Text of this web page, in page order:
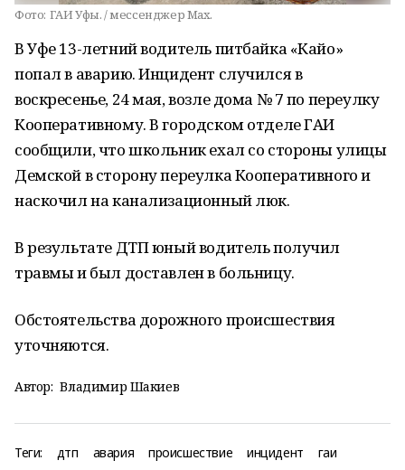
Фото: ГАИ Уфы. / мессенджер Max.
В Уфе 13-летний водитель питбайка «Кайо»
попал в аварию. Инцидент случился в
воскресенье, 24 мая, возле дома № 7 по переулку
Кооперативному. В городском отделе ГАИ
сообщили, что школьник ехал со стороны улицы
Демской в сторону переулка Кооперативного и
наскочил на канализационный люк.
В результате ДТП юный водитель получил
травмы и был доставлен в больницу.
Обстоятельства дорожного происшествия
уточняются.
Автор: Владимир Шакиев
Теги: дтп авария происшествие инцидент гаи